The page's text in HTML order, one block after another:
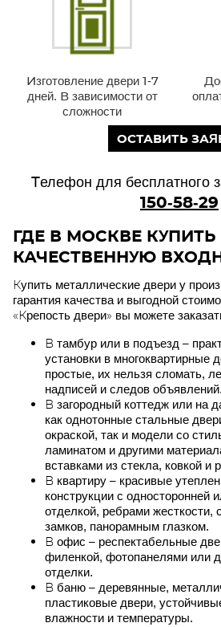
Изготовление двери 1-7
дней. В зависимости от
сложности
ОСТАВИТЬ
Телефон для бесплатного
150-58-29
ГДЕ В МОСКВЕ КУПИТЬ
КАЧЕСТВЕННУЮ
Купить металлические двери у
гарантия качества и выгодной
«Крепость двери» вы можете
В тамбур или в подъезд –
установки в многоквартирные
простые, их нельзя сломать,
надписей и следов объявлений.
В загородный коттедж или на
как однотонные стальные
окраской, так и модели со
ламинатом и другими
вставками из стекла, ковкой и
В квартиру – красивые
конструкции с односторонней
отделкой, ребрами жесткости,
замков, панорамным глазком.
В офис – респектабельные
филенкой, фотопанелями или
отделки.
В баню – деревянные,
пластиковые двери,
влажности и температуры.